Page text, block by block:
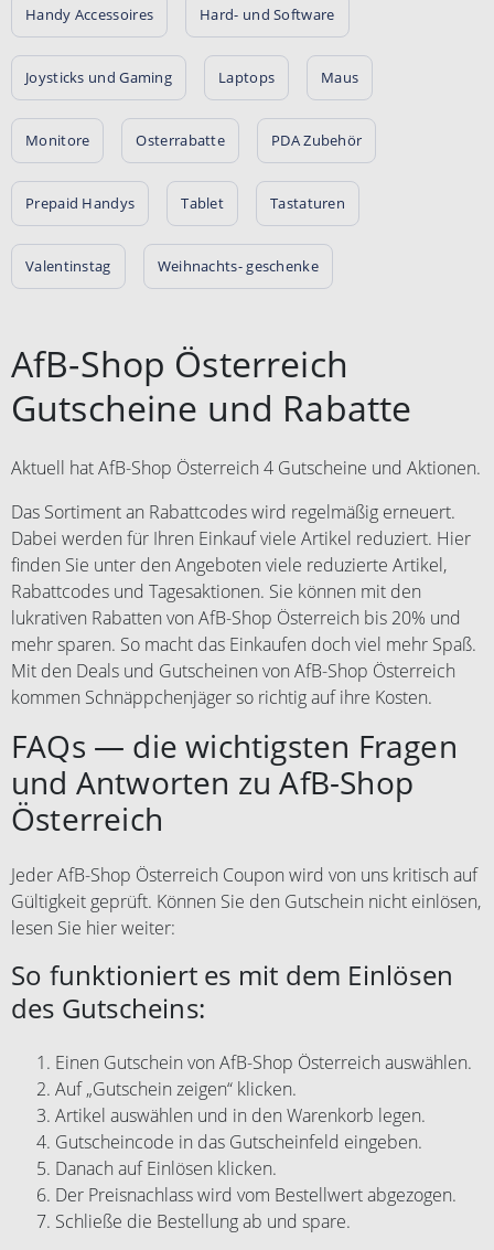
Handy Accessoires Hard- und Software
Joysticks und Gaming Laptops Maus
Monitore Osterrabatte PDA Zubehör
Prepaid Handys Tablet Tastaturen
Valentinstag Weihnachts- geschenke
AfB-Shop Österreich
Gutscheine und Rabatte
Aktuell hat AfB-Shop Österreich 4 Gutscheine und Aktionen.
Das Sortiment an Rabattcodes wird regelmäßig erneuert.
Dabei werden für Ihren Einkauf viele Artikel reduziert. Hier
finden Sie unter den Angeboten viele reduzierte Artikel,
Rabattcodes und Tagesaktionen. Sie können mit den
lukrativen Rabatten von AfB-Shop Österreich bis 20% und
mehr sparen. So macht das Einkaufen doch viel mehr Spaß.
Mit den Deals und Gutscheinen von AfB-Shop Österreich
kommen Schnäppchenjäger so richtig auf ihre Kosten.
FAQs — die wichtigsten Fragen
und Antworten zu AfB-Shop
Österreich
Jeder AfB-Shop Österreich Coupon wird von uns kritisch auf
Gültigkeit geprüft. Können Sie den Gutschein nicht einlösen,
lesen Sie hier weiter:
So funktioniert es mit dem Einlösen
des Gutscheins:
Einen Gutschein von AfB-Shop Österreich auswählen.
Auf „Gutschein zeigen“ klicken.
Artikel auswählen und in den Warenkorb legen.
Gutscheincode in das Gutscheinfeld eingeben.
Danach auf Einlösen klicken.
Der Preisnachlass wird vom Bestellwert abgezogen.
Schließe die Bestellung ab und spare.